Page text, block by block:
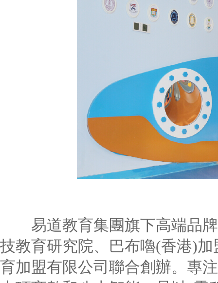
易道教育集團旗下高端品牌
技教育研究院、巴布嚕(香港)
育加盟有限公司聯合創辦。專